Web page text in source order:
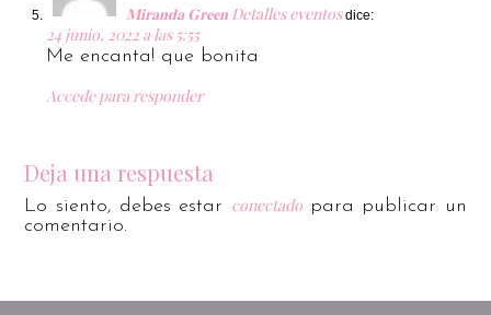
𝐌𝐢𝐫𝐚𝐧𝐝𝐚 𝐆𝐫𝐞𝐞𝐧 Detalles eventos dice:
24 junio, 2022 a las 5:55
Me encanta! que bonita
Accede para responder
Deja una respuesta
Lo siento, debes estar conectadopara publicar un
comentario.